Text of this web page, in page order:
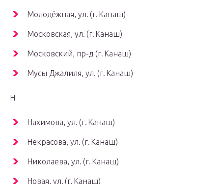
Молодёжная, ул. (г. Канаш)
Московская, ул. (г. Канаш)
Московский, пр-д (г. Канаш)
Мусы Джалиля, ул. (г. Канаш)
Н
Нахимова, ул. (г. Канаш)
Некрасова, ул. (г. Канаш)
Николаева, ул. (г. Канаш)
Новая, ул. (г. Канаш)